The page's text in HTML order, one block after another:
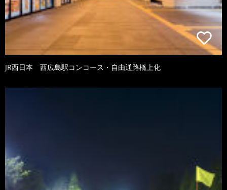
JR西日本 西広島駅コンコース・自由通路橋上化